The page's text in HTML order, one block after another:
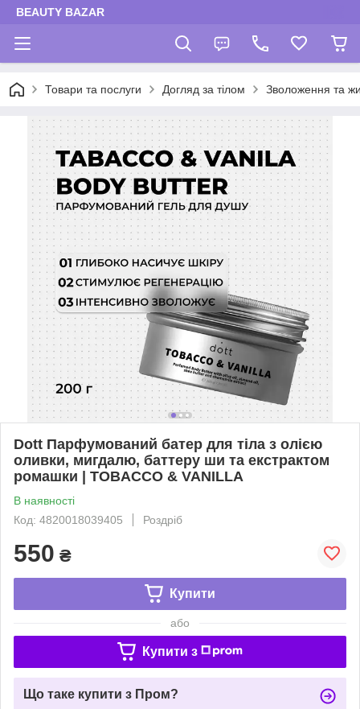
BEAUTY BAZAR
Товари та послуги Догляд за тілом Зволоження та
Dott Парфумований батер для тіла з олією
оливки, мигдалю, баттеру ши та екстрактом
ромашки | TOBACCO & VANILLA
В наявності
Код: 4820018039405
Роздріб
550 ₴
Купити
або
Купити з
Що таке купити з Пром?